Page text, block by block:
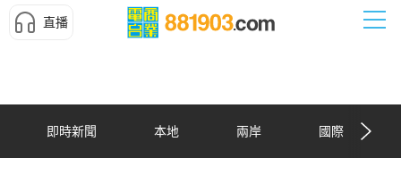
直播
即時新聞 本地 兩岸 國際